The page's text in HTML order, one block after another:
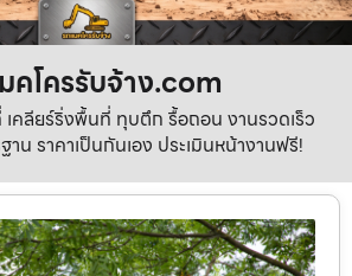
คโครรับจ้าง.com
คลียร์ริ่งพื้นที่ ทุบตึก รื้อถอน งานรวดเร็ว
น ราคาเป็นกันเอง ประเมินหน้างานฟรี!